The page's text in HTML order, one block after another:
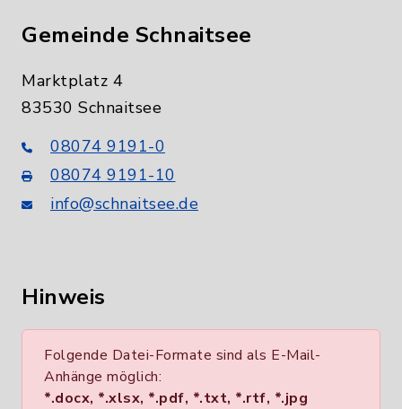
Gemeinde Schnaitsee
Marktplatz 4
83530 Schnaitsee
08074 9191-0
08074 9191-10
info@schnaitsee.de
Hinweis
Folgende Datei-Formate sind als E-Mail-
Anhänge möglich:
*.docx, *.xlsx, *.pdf, *.txt, *.rtf, *.jpg